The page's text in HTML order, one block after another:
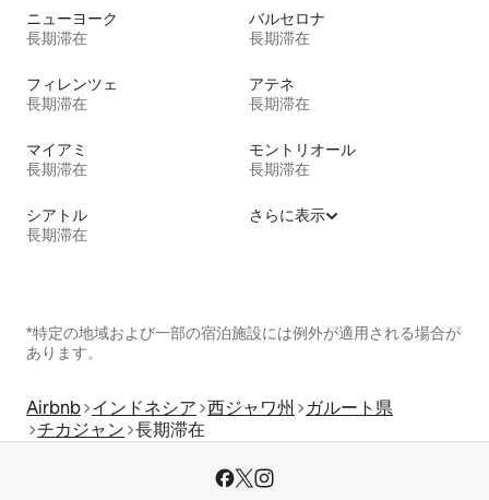
ニューヨーク
長期滞在
バルセロナ
長期滞在
フィレンツェ
長期滞在
アテネ
長期滞在
マイアミ
長期滞在
モントリオール
長期滞在
シアトル
長期滞在
さらに表示
*特定の地域および一部の宿泊施設には例外が適用される場合が
あります。
Airbnb インドネシア 西ジャワ州
ガルート県
チカジャン 長期滞在